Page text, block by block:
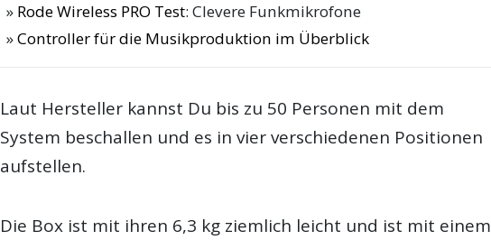
Rode Wireless PRO Test: Clevere Funkmikrofone
Controller für die Musikproduktion im Überblick
Laut Hersteller kannst Du bis zu 50 Personen mit dem
System beschallen und es in vier verschiedenen Positionen
aufstellen.
Die Box ist mit ihren 6,3 kg ziemlich leicht und ist mit einem